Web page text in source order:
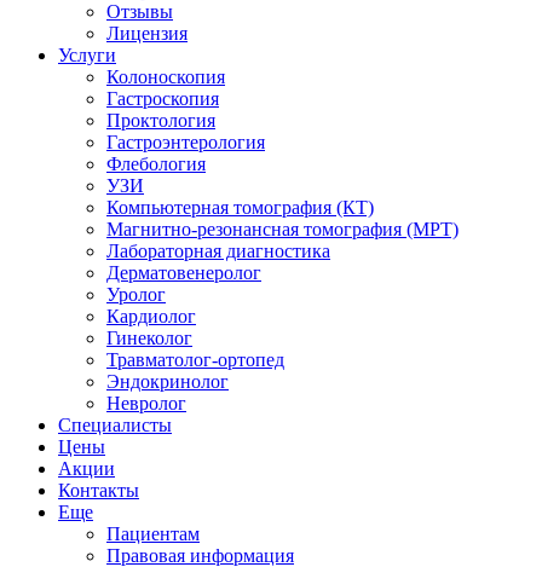
Отзывы
Лицензия
Услуги
Колоноскопия
Гастроскопия
Проктология
Гастроэнтерология
Флебология
УЗИ
Компьютерная томография (КТ)
Магнитно-резонансная томография (МРТ)
Лабораторная диагностика
Дерматовенеролог
Уролог
Кардиолог
Гинеколог
Травматолог-ортопед
Эндокринолог
Невролог
Специалисты
Цены
Акции
Контакты
Еще
Пациентам
Правовая информация